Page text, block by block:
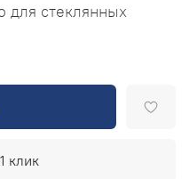
стеклянных
клик